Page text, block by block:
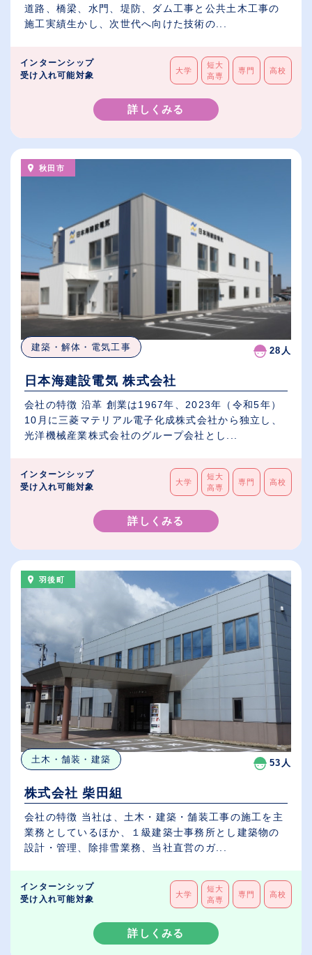
道路、橋梁、水門、堤防、ダム工事と公共土木工事の
施工実績生かし、次世代へ向けた技術の...
インターンシップ
受け入れ可能対象
大学
短大
高専
専門 高校
詳しくみる
秋田市
建築・解体・電気工事 28人
日本海建設電気 株式会社
会社の特徴 沿革 創業は1967年、2023年（令和5年）
10月に三菱マテリアル電子化成株式会社から独立し、
光洋機械産業株式会社のグループ会社とし...
インターンシップ
受け入れ可能対象
大学
短大
高専
専門 高校
詳しくみる
羽後町
土木・舗装・建築 53人
株式会社 柴田組
会社の特徴 当社は、土木・建築・舗装工事の施工を主
業務としているほか、１級建築士事務所とし建築物の
設計・管理、除排雪業務、当社直営のガ...
インターンシップ
受け入れ可能対象
大学
短大
高専
専門 高校
詳しくみる